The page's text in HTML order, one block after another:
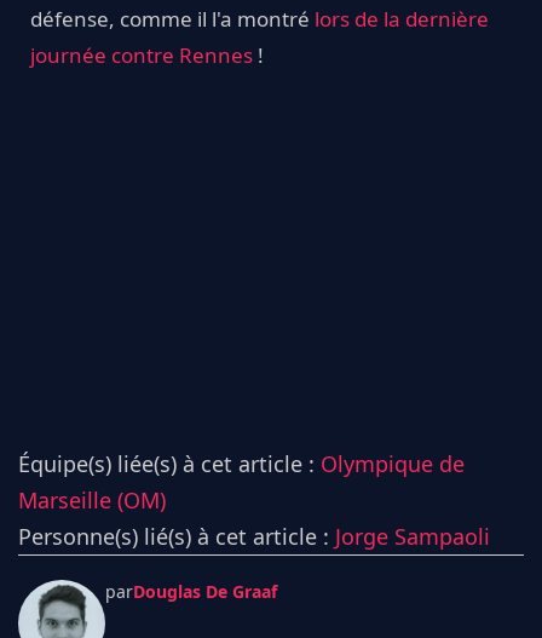
défense, comme il l'a montré lors de la dernière
journée contre Rennes !
Équipe(s) liée(s) à cet article : Olympique de
Marseille (OM)
Personne(s) lié(s) à cet article : Jorge Sampaoli
parDouglas De Graaf